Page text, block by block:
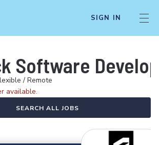
SIGN IN
Software
/ Remote
available.
SEARCH ALL JOBS